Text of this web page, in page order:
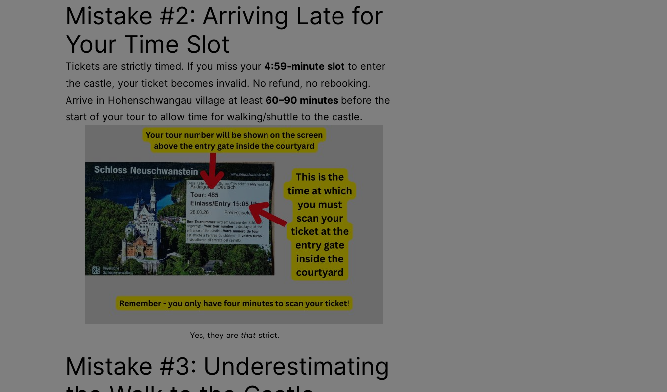
Mistake #2: Arriving Late for
Your Time Slot
Tickets are strictly timed. If you miss your 4:59-minute slot to enter
the castle, your ticket becomes invalid. No refund, no rebooking.
Arrive in Hohenschwangau village at least 60–90 minutes before the
start of your tour to allow time for walking/shuttle to the castle.
Yes, they are that strict.
Mistake #3: Underestimating